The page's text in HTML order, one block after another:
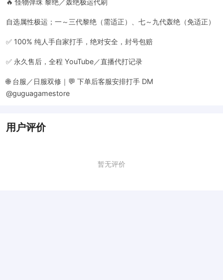
🔥 怪物弹珠 黎绝／轰绝极运代刷
自选属性极运；一～三代黎绝（需适正）、七～九代轰绝（免适正）
✅ 100% 纯人手自家打手，绝对安全，封号包赔
✅ 永久售后，全程 YouTube／直播代打记录
🌐 台服／日服双修｜💬 下单后客服安排打手 DM
@guguagamestore
用户评价
暂无评价